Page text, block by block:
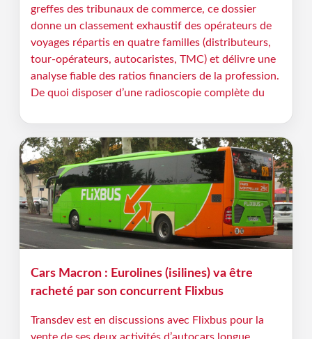
greffes des tribunaux de commerce, ce dossier
donne un classement exhaustif des opérateurs de
voyages répartis en quatre familles (distributeurs,
tour-opérateurs, autocaristes, TMC) et délivre une
analyse fiable des ratios financiers de la profession.
De quoi disposer d’une radioscopie complète du
Cars Macron : Eurolines (isilines) va être
racheté par son concurrent Flixbus
Transdev est en discussions avec Flixbus pour la